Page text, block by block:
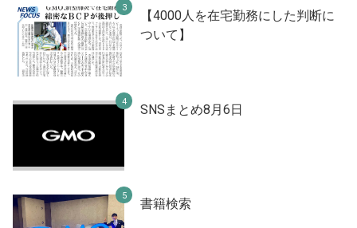
【4000人を在宅勤務にした判断に
ついて】
SNSまとめ8月6日
書籍検索